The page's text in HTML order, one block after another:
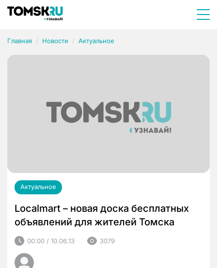
Главная Новости Актуальное
Актуальное
Localmart – новая доска бесплатных
объявлений для жителей Томска
00:00 / 10.06.13 3079